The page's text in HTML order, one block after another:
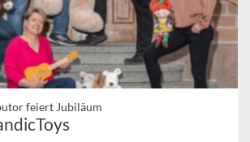
feiert Jubiläum